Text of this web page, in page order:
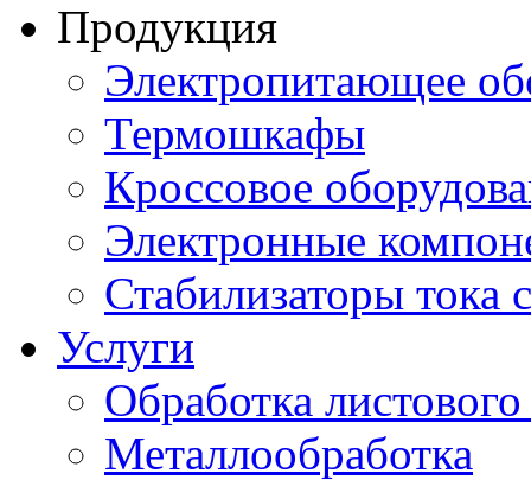
Продукция
Электропитающее
Термошкафы
Кроссовое
Электронные
Стабилизаторы тока
Услуги
Обработка
Металлообработка